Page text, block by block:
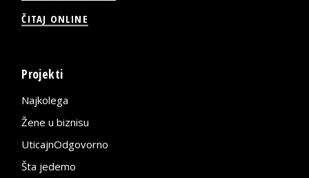
ČITAJ ONLINE
Projekti
Najkolega
Žene u biznisu
UticajnOdgovorno
Šta jedemo